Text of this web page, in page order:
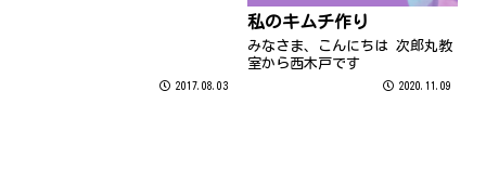
2017.08.03
私のキムチ作り
みなさま、こんにちは 次郎丸教
室から西木戸です
2020.11.09